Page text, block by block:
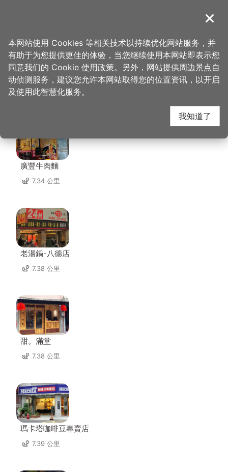
導覽
首页 > 想去的地方 > 住宿 > 米淇旅店
米淇旅店 周边店家
廣豐牛肉麵
7.34 公里
老湯鍋-八德店
7.38 公里
甜。滿堂
7.38 公里
瑪卡塔咖啡豆專賣店
7.39 公里
关闭
本网站使用 Cookies 等相关技术以持续优化网站服务，并
有助于为您提供更佳的体验，当您继续使用本网站即表示您
同意我们的 Cookie 使用政策。另外，网站提供周边景点自
动侦测服务，建议您允许本网站取得您的位置资讯，以开启
及使用此智慧化服务。
我知道了